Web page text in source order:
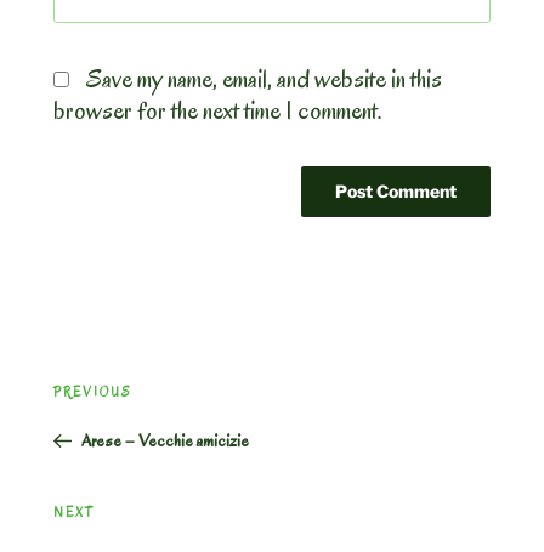
Save my name, email, and website in this
browser for the next time I comment.
navigation
Previous
PREVIOUS
Arese – Vecchie amicizie
Next
NEXT